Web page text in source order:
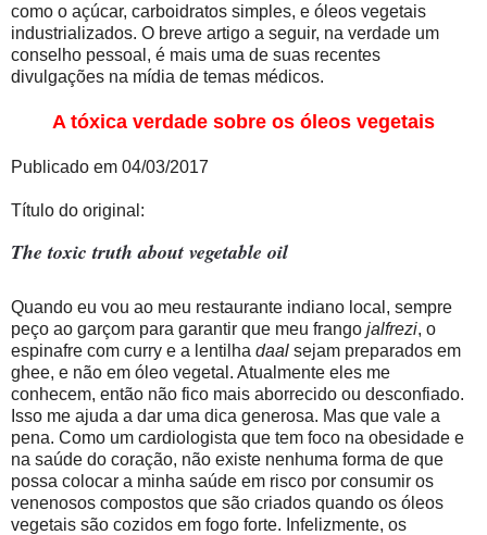
como o açúcar, carboidratos simples, e óleos vegetais
industrializados. O breve artigo a seguir, na verdade um
conselho pessoal, é mais uma de suas recentes
divulgações na mídia de temas médicos.
A tóxica verdade sobre os óleos vegetais
Publicado em 04/03/2017
Título do original:
The toxic truth about vegetable oil
Quando eu vou ao meu restaurante indiano local, sempre
peço ao garçom para garantir que meu frango jalfrezi, o
espinafre com curry e a lentilha daal sejam preparados em
ghee, e não em óleo vegetal. Atualmente eles me
conhecem, então não fico mais aborrecido ou desconfiado.
Isso me ajuda a dar uma dica generosa. Mas que vale a
pena. Como um cardiologista que tem foco na obesidade e
na saúde do coração, não existe nenhuma forma de que
possa colocar a minha saúde em risco por consumir os
venenosos compostos que são criados quando os óleos
vegetais são cozidos em fogo forte. Infelizmente, os